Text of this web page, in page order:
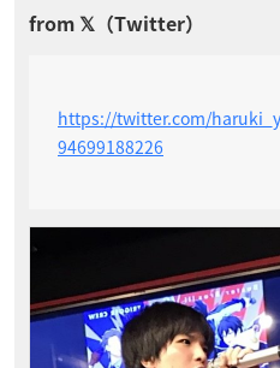
https://twitter.com/
94699188226